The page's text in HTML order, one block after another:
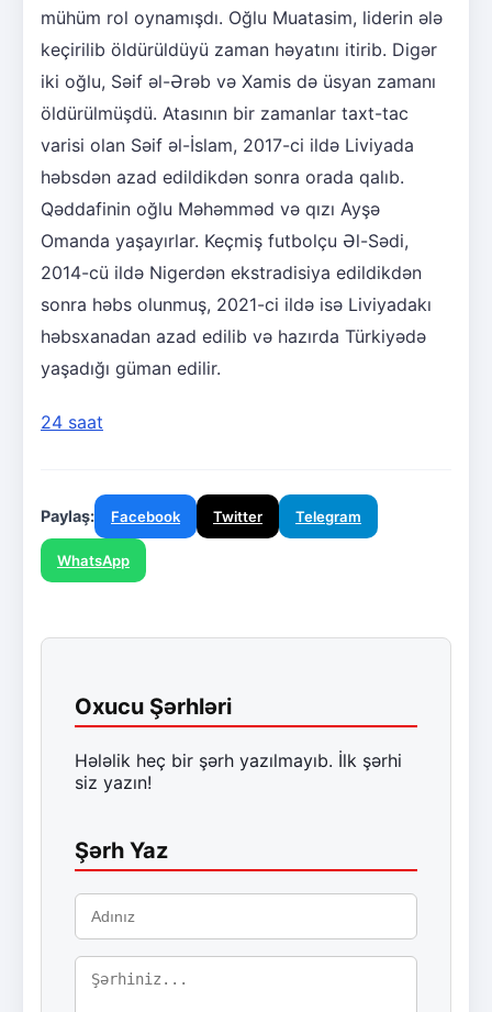
mühüm rol oynamışdı. Oğlu Muatasim, liderin ələ
keçirilib öldürüldüyü zaman həyatını itirib. Digər
iki oğlu, Səif əl-Ərəb və Xamis də üsyan zamanı
öldürülmüşdü. Atasının bir zamanlar taxt-tac
varisi olan Səif əl-İslam, 2017-ci ildə Liviyada
həbsdən azad edildikdən sonra orada qalıb.
Qəddafinin oğlu Məhəmməd və qızı Ayşə
Omanda yaşayırlar. Keçmiş futbolçu Əl-Sədi,
2014-cü ildə Nigerdən ekstradisiya edildikdən
sonra həbs olunmuş, 2021-ci ildə isə Liviyadakı
həbsxanadan azad edilib və hazırda Türkiyədə
yaşadığı güman edilir.
24 saat
Paylaş: Facebook Twitter Telegram
WhatsApp
Oxucu Şərhləri
Hələlik heç bir şərh yazılmayıb. İlk şərhi
siz yazın!
Şərh Yaz